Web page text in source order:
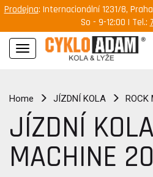
Prodejna: Internacionální 1231/8,
So - 9-12:00 | Tel.:
Navigace
Home JÍZDNÍ KOLA ROCK
JÍZDNÍ
MACHINE